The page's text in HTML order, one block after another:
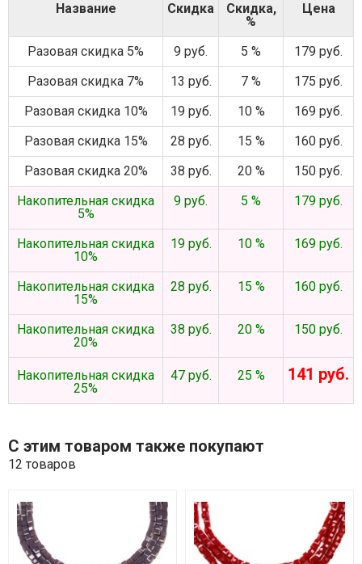
Название Скидка
Скидка,
%
Цена
Разовая скидка 5% 9 руб. 5 %
179 руб.
Разовая скидка 7%
13 руб. 7 %
175 руб.
Разовая скидка 10%
19 руб. 10 %
169 руб.
Разовая скидка 15%
28 руб. 15 %
160 руб.
Разовая скидка 20%
38 руб. 20 %
150 руб.
Накопительная скидка
5%
9 руб. 5 % 179 руб.
Накопительная скидка
10%
19 руб. 10 % 169 руб.
Накопительная скидка
15%
28 руб. 15 % 160 руб.
Накопительная скидка
20%
38 руб. 20 % 150 руб.
Накопительная скидка
25%
47 руб. 25 % 141 руб.
С этим товаром также покупают
12 товаров